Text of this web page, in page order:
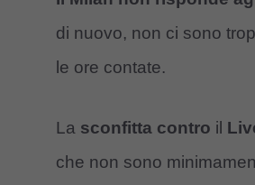
di nuovo, non ci sono
le ore contate.
La sconfitta contro il
che non sono